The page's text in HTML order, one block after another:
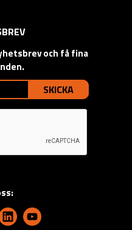
och få fina
SKICKA